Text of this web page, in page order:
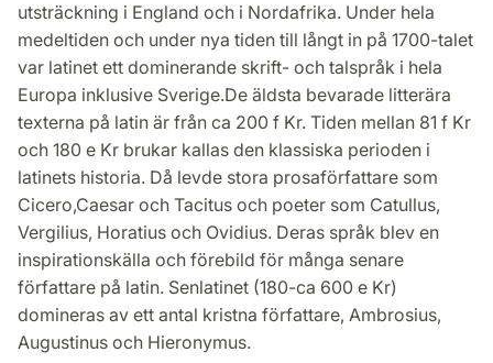
utsträckning i England och i Nordafrika. Under hela
medeltiden och under nya tiden till långt in på 1700-talet
var latinet ett dominerande skrift- och talspråk i hela
Europa inklusive Sverige.De äldsta bevarade litterära
texterna på latin är från ca 200 f Kr. Tiden mellan 81 f Kr
och 180 e Kr brukar kallas den klassiska perioden i
latinets historia. Då levde stora prosaförfattare som
Cicero,Caesar och Tacitus och poeter som Catullus,
Vergilius, Horatius och Ovidius. Deras språk blev en
inspirationskälla och förebild för många senare
författare på latin. Senlatinet (180-ca 600 e Kr)
domineras av ett antal kristna författare, Ambrosius,
Augustinus och Hieronymus.